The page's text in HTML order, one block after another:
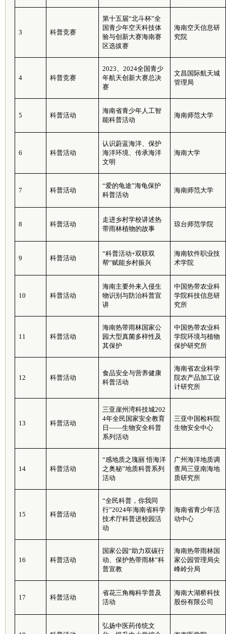
3 科普竞赛
第十五届“北斗杯”全
国青少年空天科技体
验与创新大赛海南赛
区选拔赛
海南空天信息研
究院
4 科普竞赛
2023、2024全国青少
年航天创新大赛总决
赛
文昌国际航天城
管理局
5 科普活动
海南省青少年人工智
能科普活动
海南师范大学
6 科普活动
认识蔚蓝海洋、保护
海洋环境、传承海洋
文明
海南大学
7 科普活动
“爱的龟途”海龟保护
科普活动
海南师范大学
8 科普活动
走进乡村学校讲述热
带雨林植物的故事
琼台师范学院
9 科普活动
“科普活动+双联双
帮”赋能乡村振兴
海南软件职业技
术学院
10 科普活动
海南主要外来入侵生
物识别与防治科普宣
讲
中国热带农业科
学院科技信息研
究所
11 科普活动
海南热带雨林国家公
园大型真菌多样性及
其保护
中国热带农业科
学院环境与植物
保护研究所
12 科普活动
食品安全与营养健康
科普活动
海南省农业科学
院农产品加工设
计研究所
13 科普活动
三亚崖州湾科技城202
4年全民国家安全教育
日——生物安全科普
系列活动
三亚中国检科院
生物安全中心
14 科普活动
“感地质之瑰丽 悟海洋
之奥秘”地质科普系列
活动
广州海洋地质调
查局三亚南海地
质研究所
15 科普活动
“全民科普，你我同
行”2024年海南省科学
技术厅科普进校园活
动
海南省青少年活
动中心
16 科普活动
国家公园“助力双碳行
动、保护热带雨林”科
普宣教
海南热带雨林国
家公园管理局尖
峰岭分局
17 科普活动
省花三角梅科学普及
活动
海南大湖桥科技
股份有限公司
弘扬中医药传统文